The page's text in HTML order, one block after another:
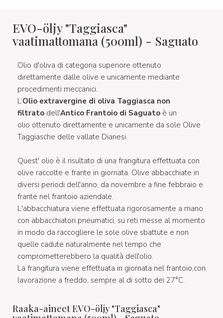
EVO-öljy "Taggiasca"
vaatimattomana (500ml) - Saguato
Olio d'oliva di categoria superiore ottenuto
direttamente dalle olive e unicamente mediante
procedimenti meccanici.
L’Olio extravergine di oliva Taggiasca non
filtrato dell'Antico Frantoio di Saguato è un
olio ottenuto direttamente e unicamente da sole Olive
Taggiasche delle vallate Dianesi.
Quest' olio è il risultato di una frangitura effettuata con
olive raccolte e frante in giornata. Olive abbacchiate in
diversi periodi dell'anno, da novembre a fine febbraio e
frante nel frantoio aziendale.
L'abbacchiatura viene effettuata rigorosamente a mano
con abbacchiatori pneumatici, su reti messe al momento
in modo da raccogliere le sole olive sbattute e non
quelle cadute naturalmente nel tempo che
comprometterebbero la qualità dell'olio.
La frangitura viene effettuata in giornata nel frantoio,con
lavorazione a freddo, sempre al di sotto dei 27°C.
Raaka-aineet EVO-öljy "Taggiasca"